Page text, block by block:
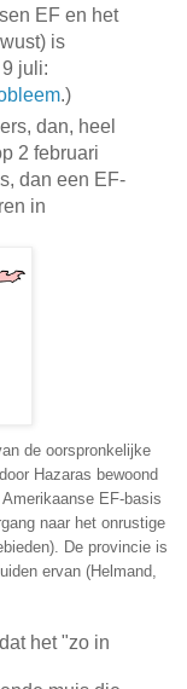
EF en het
is
juli:
.)
dan, heel
2 februari
dan een EF-
in
de oorspronkelijke
Hazaras bewoond
EF-basis
naar het onrustige
De provincie is
ervan (Helmand,
het "zo in